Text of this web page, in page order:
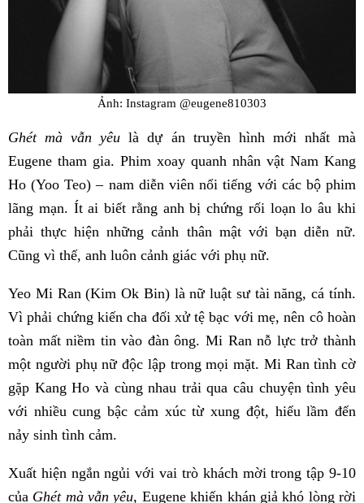
Ảnh: Instagram @eugene810303
Ghét mà vẫn yêu là dự án truyền hình mới nhất mà
Eugene tham gia. Phim xoay quanh nhân vật Nam Kang
Ho (Yoo Teo) – nam diễn viên nổi tiếng với các bộ phim
lãng mạn. Ít ai biết rằng anh bị chứng rối loạn lo âu khi
phải thực hiện những cảnh thân mật với bạn diễn nữ.
Cũng vì thế, anh luôn cảnh giác với phụ nữ.
Yeo Mi Ran (Kim Ok Bin) là nữ luật sư tài năng, cá tính.
Vì phải chứng kiến cha đối xử tệ bạc với mẹ, nên cô hoàn
toàn mất niềm tin vào đàn ông. Mi Ran nỗ lực trở thành
một người phụ nữ độc lập trong mọi mặt. Mi Ran tình cờ
gặp Kang Ho và cùng nhau trải qua câu chuyện tình yêu
với nhiều cung bậc cảm xúc từ xung đột, hiểu lầm đến
nảy sinh tình cảm.
Xuất hiện ngắn ngủi với vai trò khách mời trong tập 9-10
của Ghét mà vẫn yêu, Eugene khiến khán giả khó lòng rời